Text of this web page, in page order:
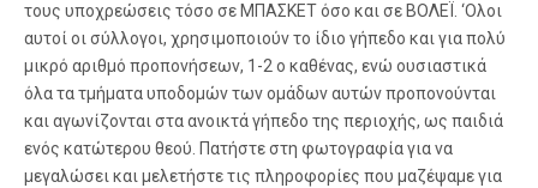
τους υποχρεώσεις τόσο σε ΜΠΑΣΚΕΤ όσο και σε ΒΟΛΕΪ. ‘Ολοι
αυτοί οι σύλλογοι, χρησιμοποιούν το ίδιο γήπεδο και για πολύ
μικρό αριθμό προπονήσεων, 1-2 ο καθένας, ενώ ουσιαστικά
όλα τα τμήματα υποδομών των ομάδων αυτών προπονούνται
και αγωνίζονται στα ανοικτά γήπεδο της περιοχής, ως παιδιά
ενός κατώτερου θεού. Πατήστε στη φωτογραφία για να
μεγαλώσει και μελετήστε τις πληροφορίες που μαζέψαμε για